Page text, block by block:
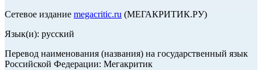
Сетевое издание megacritic.ru (МЕГАКРИТИК.РУ)
Язык(и): русский
Перевод наименования (названия) на государственный язык
Российской Федерации: Мегакритик